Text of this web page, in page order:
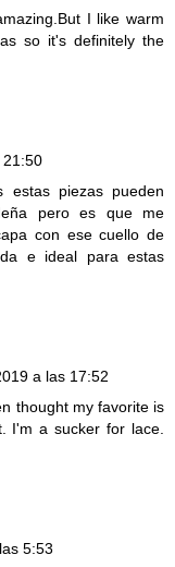
I like warm
so it's definitely the
21:50
estas piezas pueden
pero es que me
con ese cuello de
e ideal para estas
a las 17:52
thought my favorite is
I'm a sucker for lace.
5:53